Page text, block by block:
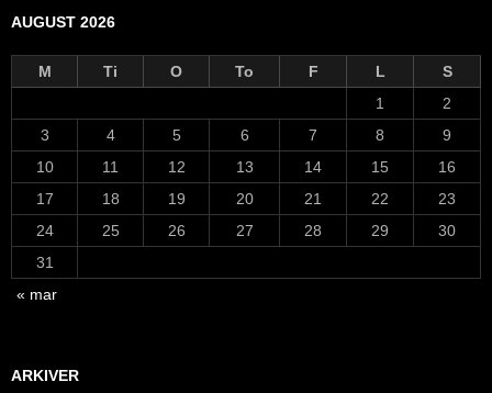
AUGUST 2026
M Ti O To F L
S
1
2
3
4 5 6 7 8
9
10
11 12 13 14 15
16
17
18 19 20 21 22
23
24
25 26 27 28 29
30
31
« mar
ARKIVER